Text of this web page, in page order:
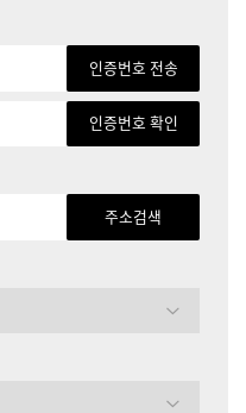
인증번호 전송
인증번호 확인
주소검색